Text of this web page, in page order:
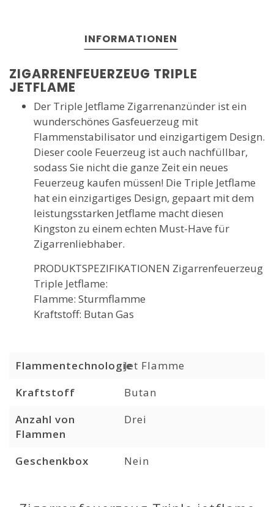
INFORMATIONEN
ZIGARRENFEUERZEUG TRIPLE
JETFLAME
Der Triple Jetflame Zigarrenanzünder ist ein
wunderschönes Gasfeuerzeug mit
Flammenstabilisator und einzigartigem Design.
Dieser coole Feuerzeug ist auch nachfüllbar,
sodass Sie nicht die ganze Zeit ein neues
Feuerzeug kaufen müssen! Die Triple Jetflame
hat ein einzigartiges Design, gepaart mit dem
leistungsstarken Jetflame macht diesen
Kingston zu einem echten Must-Have für
Zigarrenliebhaber.
PRODUKTSPEZIFIKATIONEN Zigarrenfeuerzeug
Triple Jetflame:
Flamme: Sturmflamme
Kraftstoff: Butan Gas
FlammentechnologieJet Flamme
Kraftstoff
Butan
Anzahl von
Flammen
Drei
Geschenkbox Nein